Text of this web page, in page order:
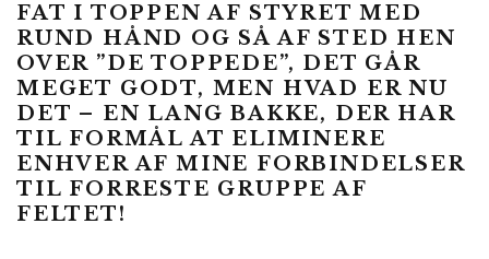
FAT I TOPPEN AF STYRET MED
RUND HÅND OG SÅ AF STED HEN
OVER ”DE TOPPEDE”, DET GÅR
MEGET GODT, MEN HVAD ER NU
DET – EN LANG BAKKE, DER HAR
TIL FORMÅL AT ELIMINERE
ENHVER AF MINE FORBINDELSER
TIL FORRESTE GRUPPE AF
FELTET!